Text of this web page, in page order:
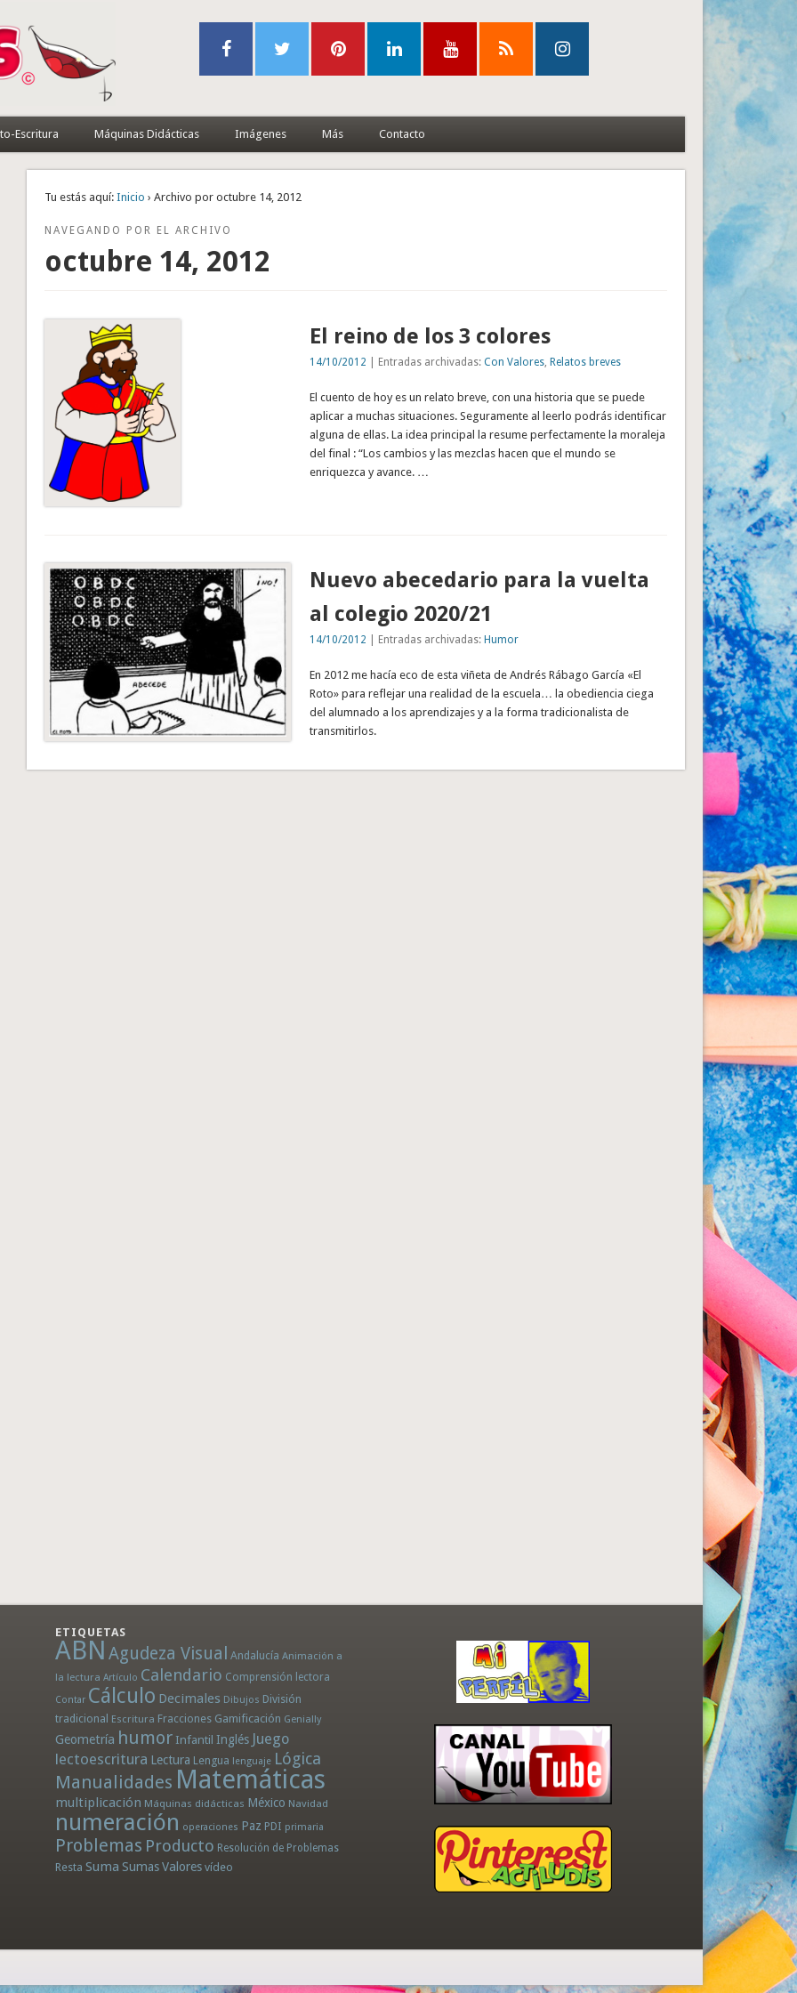
Escritura Máquinas Didácticas Imágenes Más Contacto
Tu estás aquí: Inicio › Archivo por octubre 14, 2012
NAVEGANDO POR EL ARCHIVO
octubre 14, 2012
El reino de los 3 colores
14/10/2012 | Entradas archivadas: Con Valores, Relatos breves
El cuento de hoy es un relato breve, con una historia que se puede
aplicar a muchas situaciones. Seguramente al leerlo podrás identificar
alguna de ellas. La idea principal la resume perfectamente la moraleja
del final : “Los cambios y las mezclas hacen que el mundo se
enriquezca y avance. …
Nuevo abecedario para la vuelta
al colegio 2020/21
14/10/2012 | Entradas archivadas: Humor
En 2012 me hacía eco de esta viñeta de Andrés Rábago García «El
Roto» para reflejar una realidad de la escuela… la obediencia ciega
del alumnado a los aprendizajes y a la forma tradicionalista de
transmitirlos.
ETIQUETAS
ABN Agudeza Visual Andalucía Animación a
la lectura Artículo Calendario Comprensión lectora
Contar Cálculo Decimales Dibujos División
tradicional Escritura Fracciones Gamificación Genially
Geometría humor Infantil Inglés Juego
lectoescritura Lectura Lengua lenguaje Lógica
Manualidades Matemáticas
multiplicación Máquinas didácticas México Navidad
numeración operaciones Paz PDI primaria
Problemas Producto Resolución de Problemas
Resta Suma SumasValores vídeo